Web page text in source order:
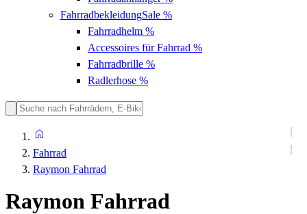
FahrradbekleidungSale %
Fahrradhelm %
Accessoires für Fahrrad %
Fahrradbrille %
Radlerhose %
Fahrrad
Raymon Fahrrad
Raymon Fahrrad